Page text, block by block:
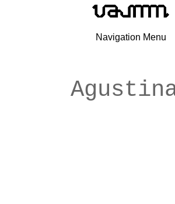
Navigation Menu